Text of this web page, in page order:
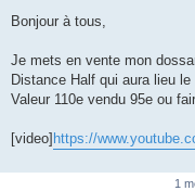
s
g
n
o
u
Bonjour à tous,
Je mets en vente mon
Distance Half qui aura lieu le
Valeur 110e vendu 95e ou
[video]https://
1